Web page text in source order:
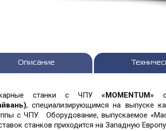
Описание
станки с ЧПУ«MOMENTUM»
, специализирующимся на выпуске
с ЧПУ. Оборудование, выпускаемое
станков приходится на Западную